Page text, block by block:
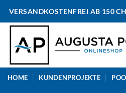
VERSANDKOSTENFREI AB 150
HOME KUNDENPROJEKTE